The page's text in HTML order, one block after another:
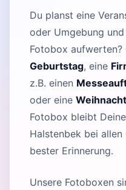
Du planst eine
oder Umgebung
Fotobox aufwerten?
Geburtstag, eine
z.B. einen
oder eine
Fotobox bleibt
Halstenbek bei allen
bester Erinnerung.
Unsere Fotoboxen